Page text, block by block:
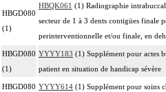
HBGD080
(1)
HBQK061 (1) Radiographie
secteur de 1 à 3 dents contigües finale
perinterventionnelle et/ou finale, en
HBGD080
(1)
YYYY183 (1) Supplément pour actes
patient en situation de handicap sévère
HBGD080 YYYY614 (1) Supplément pour soins